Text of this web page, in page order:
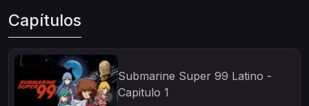
Capítulos
Submarine Super 99 Latino -
Capitulo 1